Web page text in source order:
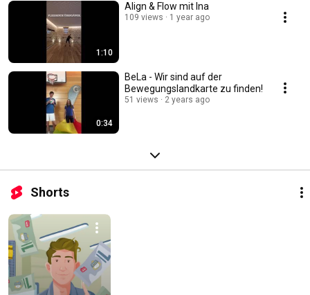
1:10
Align & Flow mit Ina
109 views 1 year ago
0:34
BeLa - Wir sind auf der
Bewegungslandkarte zu finden!
51 views 2 years ago
Shorts